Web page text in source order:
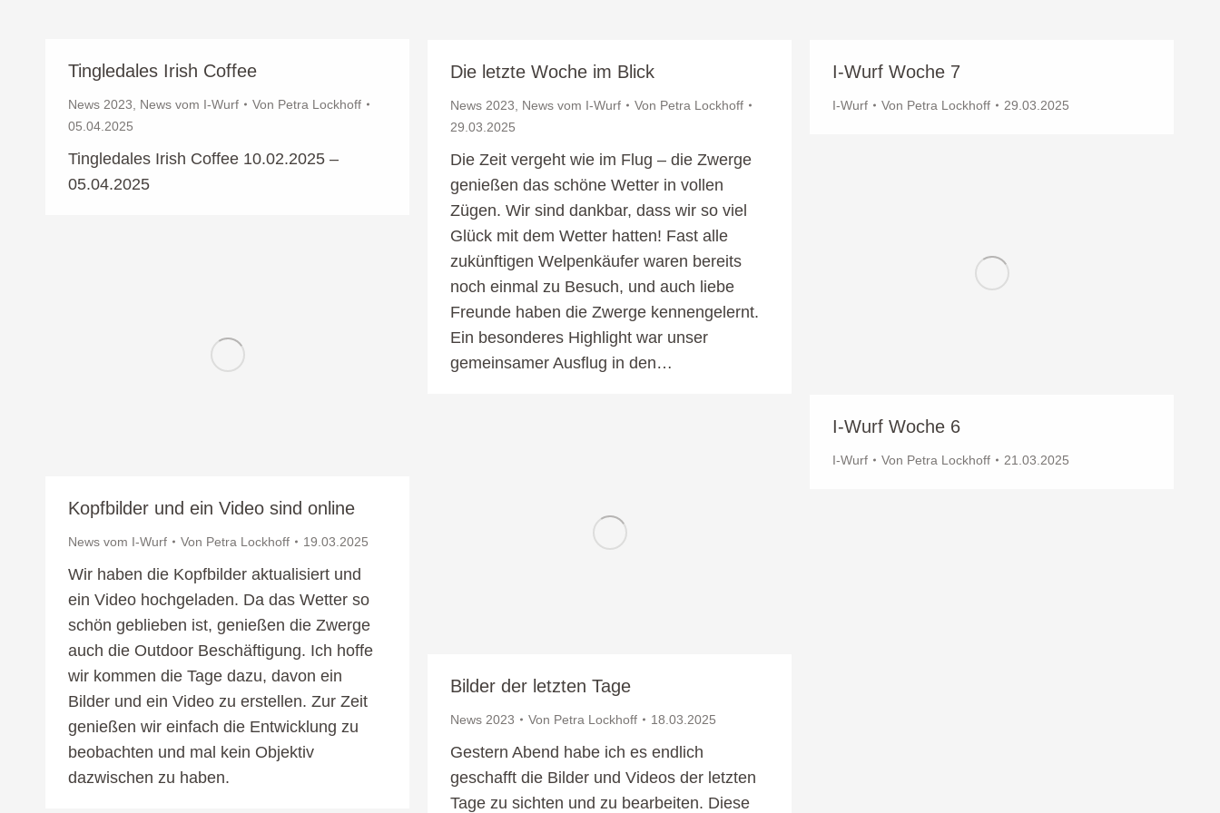
Tingledales Irish Coffee
News 2023 News vom I-Wurf Von Petra Lockhoff
05.04.2025
Tingledales Irish Coffee 10.02.2025 –
05.04.2025
Die letzte Woche im Blick
News 2023 News vom I-Wurf Von Petra Lockhoff
29.03.2025
Die Zeit vergeht wie im Flug – die Zwerge
genießen das schöne Wetter in vollen
Zügen. Wir sind dankbar, dass wir so viel
Glück mit dem Wetter hatten! Fast alle
zukünftigen Welpenkäufer waren bereits
noch einmal zu Besuch, und auch liebe
Freunde haben die Zwerge kennengelernt.
Ein besonderes Highlight war unser
gemeinsamer Ausflug in den…
I-Wurf Woche 7
I-Wurf Von Petra Lockhoff 29.03.2025
I-Wurf Woche 6
I-Wurf Von Petra Lockhoff 21.03.2025
Kopfbilder und ein Video sind online
News vom I-Wurf Von Petra Lockhoff 19.03.2025
Wir haben die Kopfbilder aktualisiert und
ein Video hochgeladen. Da das Wetter so
schön geblieben ist, genießen die Zwerge
auch die Outdoor Beschäftigung. Ich hoffe
wir kommen die Tage dazu, davon ein
Bilder und ein Video zu erstellen. Zur Zeit
genießen wir einfach die Entwicklung zu
beobachten und mal kein Objektiv
dazwischen zu haben.
Bilder der letzten Tage
News 2023 Von Petra Lockhoff 18.03.2025
Gestern Abend habe ich es endlich
geschafft die Bilder und Videos der letzten
Tage zu sichten und zu bearbeiten. Diese